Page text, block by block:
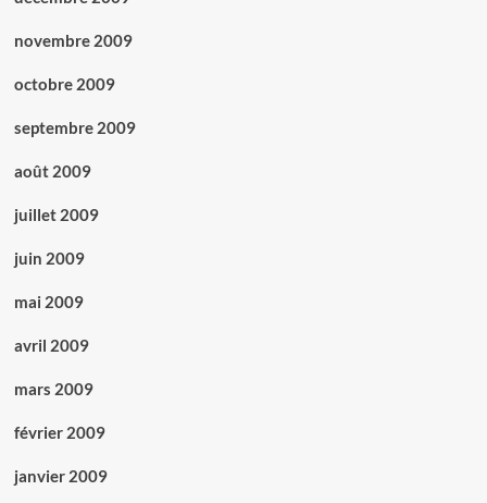
novembre 2009
octobre 2009
septembre 2009
août 2009
juillet 2009
juin 2009
mai 2009
avril 2009
mars 2009
février 2009
janvier 2009